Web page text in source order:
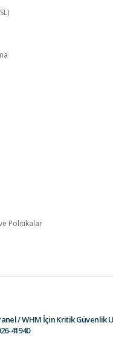
Politikalar
/ WHM İçin Kritik Güvenlik
41940